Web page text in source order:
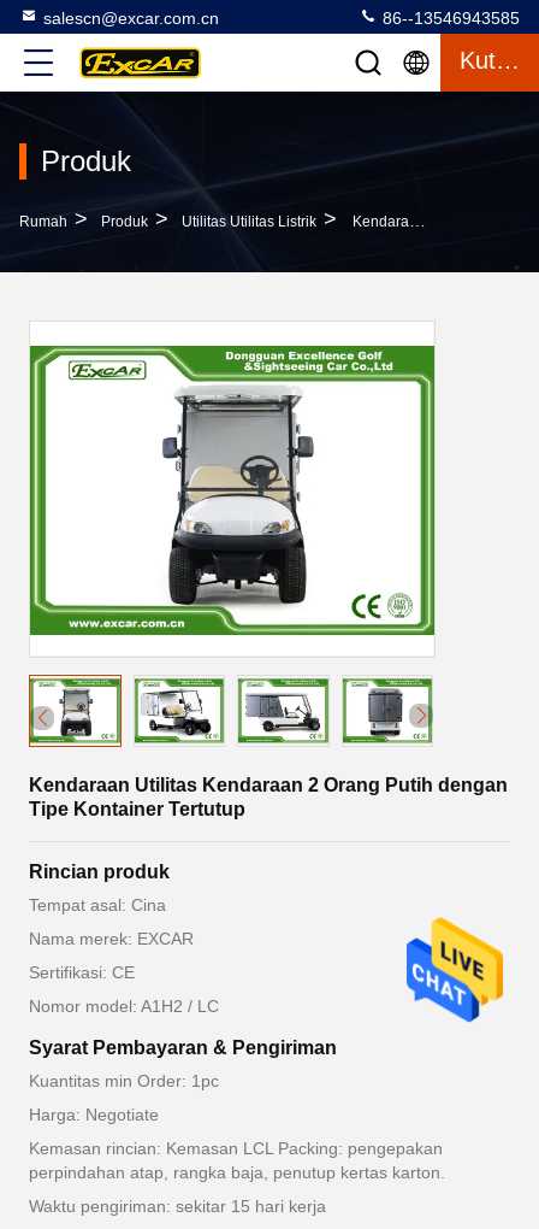
salescn@excar.com.cn 86--13546943585
Kutipan
Produk
Rumah > Produk > Utilitas Utilitas Listrik > Kendaraan Utilitas Kendaraan 2 Orang Putih Dengan Tipe Kontainer Tertutup
Kendaraan Utilitas Kendaraan 2 Orang Putih dengan
Tipe Kontainer Tertutup
Rincian produk
Tempat asal: Cina
Nama merek: EXCAR
Sertifikasi: CE
Nomor model: A1H2 / LC
Syarat Pembayaran & Pengiriman
Kuantitas min Order: 1pc
Harga: Negotiate
Kemasan rincian: Kemasan LCL Packing: pengepakan
perpindahan atap, rangka baja, penutup kertas karton.
Waktu pengiriman: sekitar 15 hari kerja